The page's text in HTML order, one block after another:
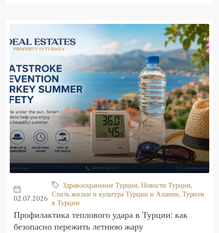
02.07.2026
Здравоохранение Турции, Новости Турции,
Стиль жизни и культура Турции и Алании, Туризм
в Турции
Профилактика теплового удара в Турции: как
безопасно пережить летнюю жару